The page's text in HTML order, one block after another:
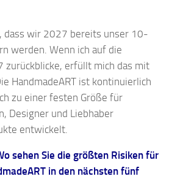
dass wir 2027 bereits unser 10-
werden. Wenn ich auf die
zurückblicke, erfüllt mich das mit
HandmadeART ist kontinuierlich
zu einer festen Größe für
Designer und Liebhaber
entwickelt.
sehen Sie die größten Risiken für
in den nächsten fünf